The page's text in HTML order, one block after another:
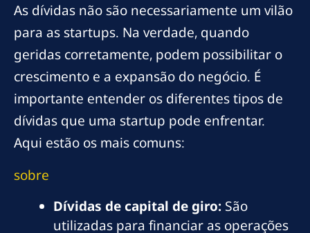
As dívidas não são necessariamente um vilão
para as startups. Na verdade, quando
geridas corretamente, podem possibilitar o
crescimento e a expansão do negócio. É
importante entender os diferentes tipos de
dívidas que uma startup pode enfrentar.
Aqui estão os mais comuns:
sobre
Dívidas de capital de giro: São
utilizadas para financiar as operações